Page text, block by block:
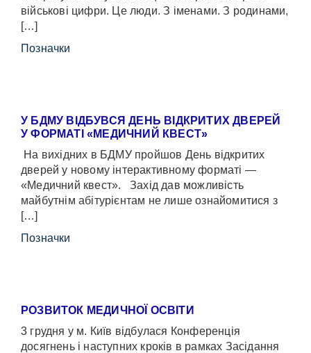
військові цифри. Це люди. З іменами. З родинами,
[…]
Позначки
У БДМУ ВІДБУВСЯ ДЕНЬ ВІДКРИТИХ ДВЕРЕЙ
У ФОРМАТІ «МЕДИЧНИЙ КВЕСТ»
На вихідних в БДМУ пройшов День відкритих
дверей у новому інтерактивному форматі —
«Медичний квест». Захід дав можливість
майбутнім абітурієнтам не лише ознайомитися з
[…]
Позначки
РОЗВИТОК МЕДИЧНОЇ ОСВІТИ
3 грудня у м. Київ відбулася Конференція
досягнень і наступних кроків в рамках Засідання